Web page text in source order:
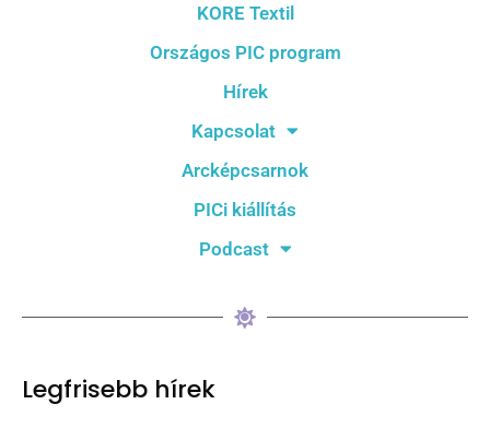
KORE Textil
Országos PIC program
Hírek
Kapcsolat
Arcképcsarnok
PICi kiállítás
Podcast
Legfrisebb hírek